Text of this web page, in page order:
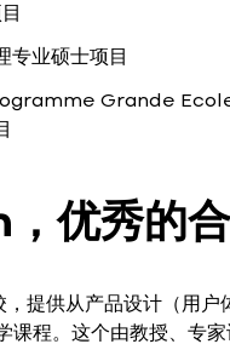
专业硕士项目
Grande
优秀的
提供从产品设计（用
课程。这个由教授、专